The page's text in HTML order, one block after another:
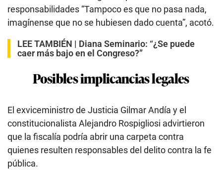
responsabilidades “Tampoco es que no pasa nada,
imagínense que no se hubiesen dado cuenta”, acotó.
LEE TAMBIÉN | Diana Seminario: “¿Se puede
caer más bajo en el Congreso?”
Posibles implicancias legales
El exviceministro de Justicia Gilmar Andía y el
constitucionalista Alejandro Rospigliosi advirtieron
que la fiscalía podría abrir una carpeta contra
quienes resulten responsables del delito contra la fe
pública.